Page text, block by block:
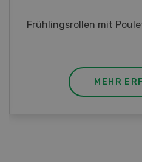
Frühlingsrollen mit
MEHR